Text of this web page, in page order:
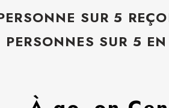
SUR 5
PERSONNES SUR 5